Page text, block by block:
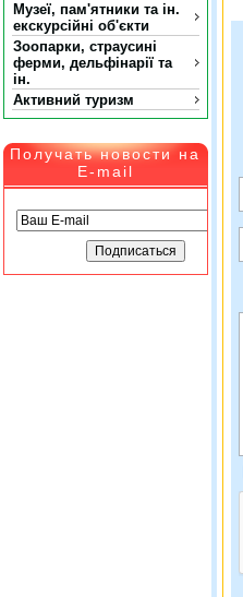
Музеї, пам'ятники та ін.
екскурсійні об'єкти
Зоопарки, страусині
ферми, дельфінарії та
ін.
Активний туризм
Получать новости на
E-mail